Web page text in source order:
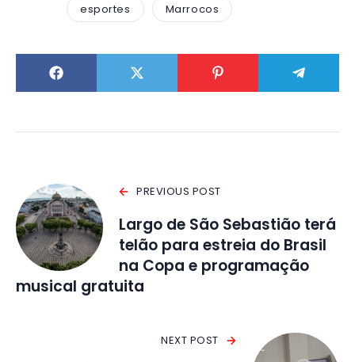
esportes Marrocos
PREVIOUS POST
Largo de São Sebastião terá
telão para estreia do Brasil
na Copa e programação
musical gratuita
NEXT POST